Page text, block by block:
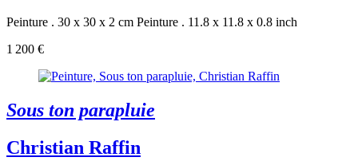
Peinture . 30 x 30 x 2 cm Peinture . 11.8 x 11.8 x 0.8 inch
1 200 €
Sous ton parapluie
Christian Raffin